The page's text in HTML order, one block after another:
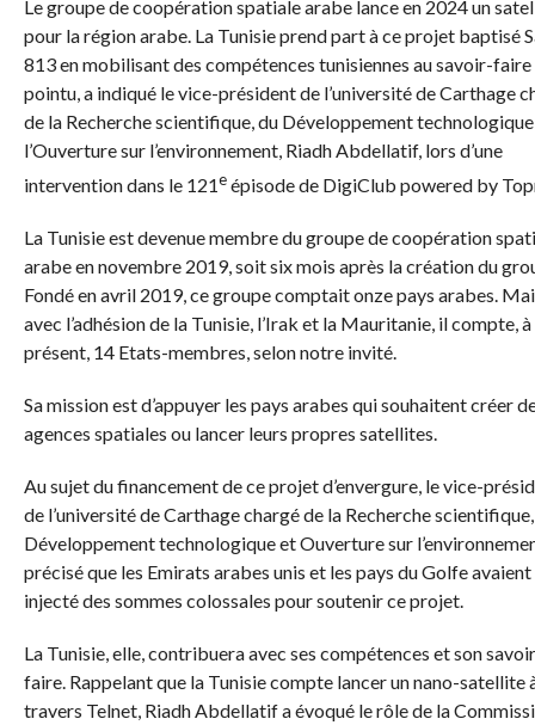
Le groupe de coopération spatiale arabe lance en 2024 un
pour la région arabe. La Tunisie prend part à ce projet baptisé
813 en mobilisant des compétences tunisiennes au savoir-faire
pointu, a indiqué le vice-président de l’université de Carthage
de la Recherche scientifique, du Développement
l’Ouverture sur l’environnement, Riadh Abdellatif, lors d’une
intervention dans le 121eépisode de DigiClub powered by
La Tunisie est devenue membre du groupe de coopération
arabe en novembre 2019, soit six mois après la création du
Fondé en avril 2019, ce groupe comptait onze pays arabes.
avec l’adhésion de la Tunisie, l’Irak et la Mauritanie, il compte, à
présent, 14 Etats-membres, selon notre invité.
Sa mission est d’appuyer les pays arabes qui souhaitent créer
agences spatiales ou lancer leurs propres satellites.
Au sujet du financement de ce projet d’envergure, le vice-
de l’université de Carthage chargé de la Recherche
Développement technologique et Ouverture sur
précisé que les Emirats arabes unis et les pays du Golfe avaient
injecté des sommes colossales pour soutenir ce projet.
La Tunisie, elle, contribuera avec ses compétences et son
faire. Rappelant que la Tunisie compte lancer un nano-satellite
travers Telnet, Riadh Abdellatif a évoqué le rôle de la